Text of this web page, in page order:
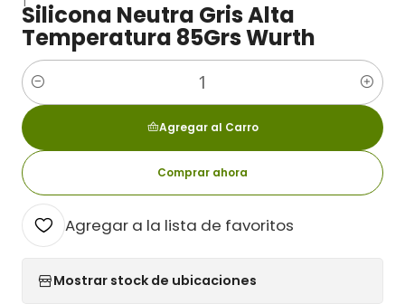
Silicona Neutra Gris Alta
Temperatura 85Grs Wurth
Cantidad
Agregar al Carro
Comprar ahora
Agregar a la lista de favoritos
Mostrar stock de ubicaciones